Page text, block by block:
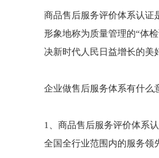
商品售后服务评价体系认证
形象地称为质量管理的“体
决新时代人民日益增长的美
企业做售后服务体系有什么
1、商品售后服务评价体系
全国全行业范围内的服务领